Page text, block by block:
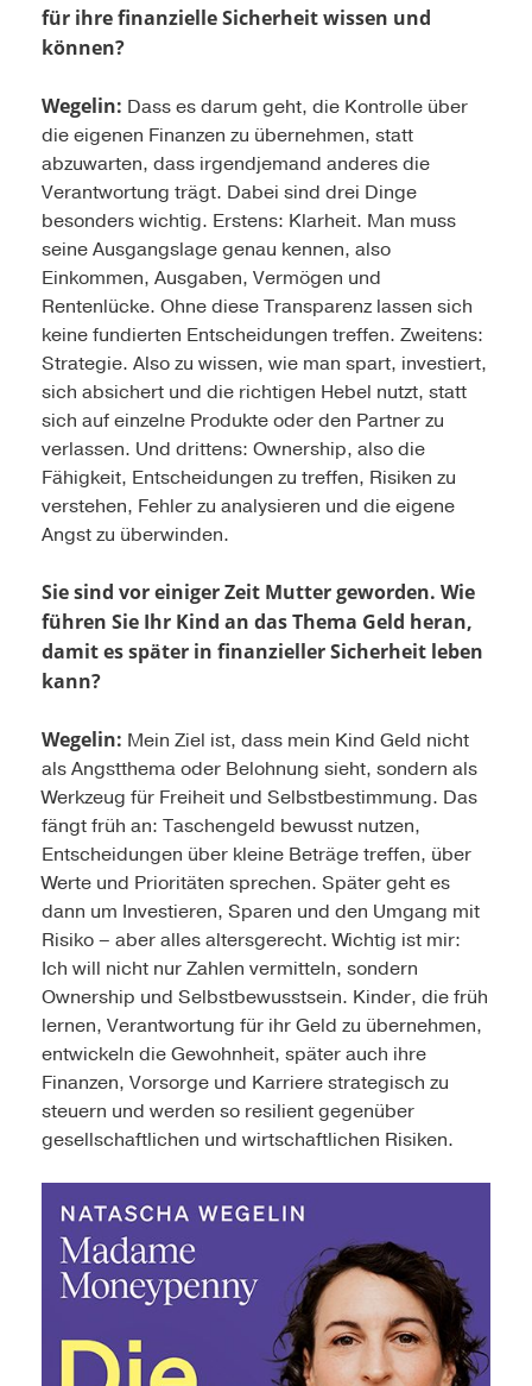
für ihre finanzielle Sicherheit wissen und
können?
Wegelin: Dass es darum geht, die Kontrolle über
die eigenen Finanzen zu übernehmen, statt
abzuwarten, dass irgendjemand anderes die
Verantwortung trägt. Dabei sind drei Dinge
besonders wichtig. Erstens: Klarheit. Man muss
seine Ausgangslage genau kennen, also
Einkommen, Ausgaben, Vermögen und
Rentenlücke. Ohne diese Transparenz lassen sich
keine fundierten Entscheidungen treffen. Zweitens:
Strategie. Also zu wissen, wie man spart, investiert,
sich absichert und die richtigen Hebel nutzt, statt
sich auf einzelne Produkte oder den Partner zu
verlassen. Und drittens: Ownership, also die
Fähigkeit, Entscheidungen zu treffen, Risiken zu
verstehen, Fehler zu analysieren und die eigene
Angst zu überwinden.
Sie sind vor einiger Zeit Mutter geworden. Wie
führen Sie Ihr Kind an das Thema Geld heran,
damit es später in finanzieller Sicherheit leben
kann?
Wegelin: Mein Ziel ist, dass mein Kind Geld nicht
als Angstthema oder Belohnung sieht, sondern als
Werkzeug für Freiheit und Selbstbestimmung. Das
fängt früh an: Taschengeld bewusst nutzen,
Entscheidungen über kleine Beträge treffen, über
Werte und Prioritäten sprechen. Später geht es
dann um Investieren, Sparen und den Umgang mit
Risiko – aber alles altersgerecht. Wichtig ist mir:
Ich will nicht nur Zahlen vermitteln, sondern
Ownership und Selbstbewusstsein. Kinder, die früh
lernen, Verantwortung für ihr Geld zu übernehmen,
entwickeln die Gewohnheit, später auch ihre
Finanzen, Vorsorge und Karriere strategisch zu
steuern und werden so resilient gegenüber
gesellschaftlichen und wirtschaftlichen Risiken.